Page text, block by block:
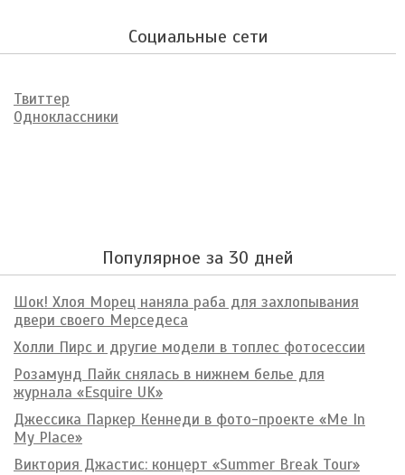
Социальные сети
Твиттер
Одноклассники
Популярное за 30 дней
Шок! Хлоя Морец наняла раба для захлопывания
двери своего Мерседеса
Холли Пирс и другие модели в топлес фотосессии
Розамунд Пайк снялась в нижнем белье для
журнала «Esquire UK»
Джессика Паркер Кеннеди в фото-проекте «Me In
My Place»
Виктория Джастис: концерт «Summer Break Tour»